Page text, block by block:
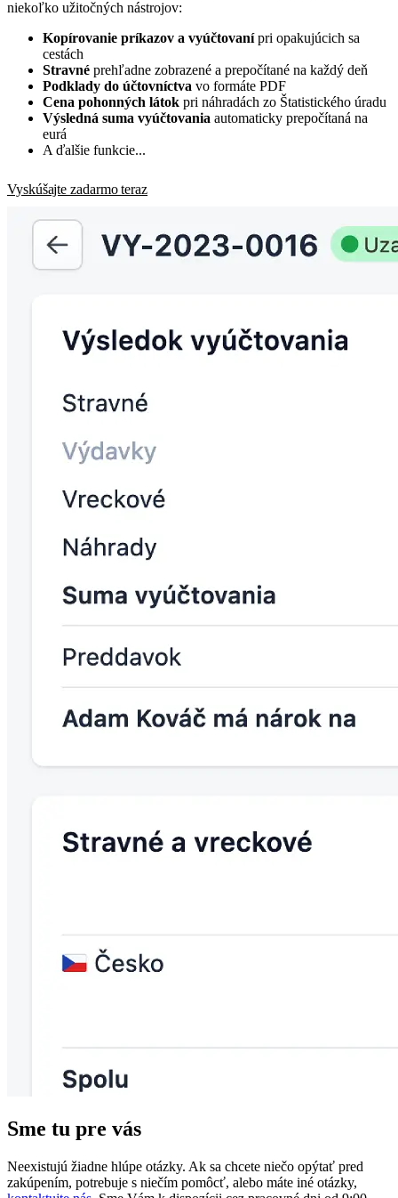
niekoľko užitočných nástrojov:
Kopírovanie príkazov a vyúčtovanípri opakujúcich sa
cestách
Stravné prehľadne zobrazené a prepočítané na každý deň
Podklady do účtovníctva vo formáte PDF
Cena pohonných látok pri náhradách zo Štatistického úradu
Výsledná suma vyúčtovania automaticky prepočítaná na
eurá
A ďalšie funkcie...
Vyskúšajte zadarmo teraz
Sme tu pre vás
Neexistujú žiadne hlúpe otázky. Ak sa chcete niečo opýtať pred
zakúpením, potrebuje s niečím pomôcť, alebo máte iné otázky,